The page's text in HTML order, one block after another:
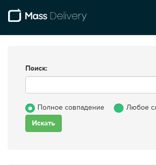
Поиск:
Полное совпадение Любое